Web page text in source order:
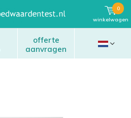
offerte
aanvragen
winkelwagen
0